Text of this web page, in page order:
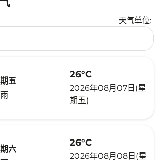
天气单位:
摄氏度 Selected
五
26°C
2026年08月07日(星
期五)
六
26°C
2026年08月08日(星